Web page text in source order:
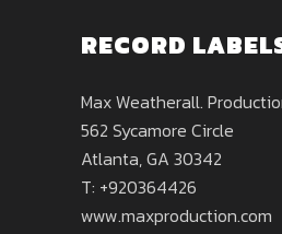
RECORD
Max Weatherall.
562 Sycamore Circle
Atlanta, GA 30342
T: +920364426
www.maxproduction.com